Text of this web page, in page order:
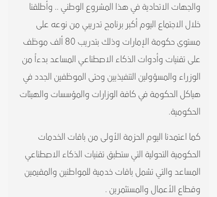
والجهات الاتحادية في هذا المشروع الوطني .. وأطلقنا
خلال الاجتماع اليوم أكبر برنامج تدريبي من نوعه على
مستوى حكومة الإمارات وذلك بتدريب 80 ألف موظف
على تقنيات وأدوات الذكاء الاصطناعي المساعد بدءاً من
الوزراء والمسؤولين التنفيذيين وحتى الموظفين الجدد في
هياكل الحكومة في كافة الوزارات والمؤسسات والهيئات
الحكومية.
كما اعتمدنا اليوم الحزمة الأولى من باقات الخدمات
الحكومية التحولية التي ستطبق تقنيات الذكاء الاصطناعي
المساعد والتي تشمل باقات خدمية للمواطنين والمقيمين
وقطاع الأعمال والمستثمرين .